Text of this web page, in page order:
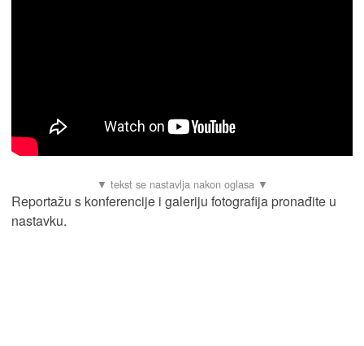
Reportažu s konferencije i galeriju fotografija pronađite u
nastavku.